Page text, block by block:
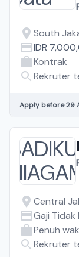
South
IDR
Kontrak
Rekruter
Apply before 29
Central
Gaji Tidak
Penuh
Rekruter